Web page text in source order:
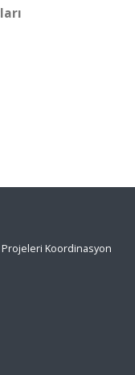
Koordinasyon